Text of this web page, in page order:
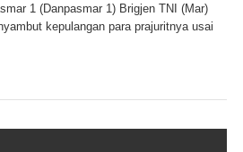
1 (Danpasmar 1) Brigjen TNI (Mar)
kepulangan para prajuritnya usai